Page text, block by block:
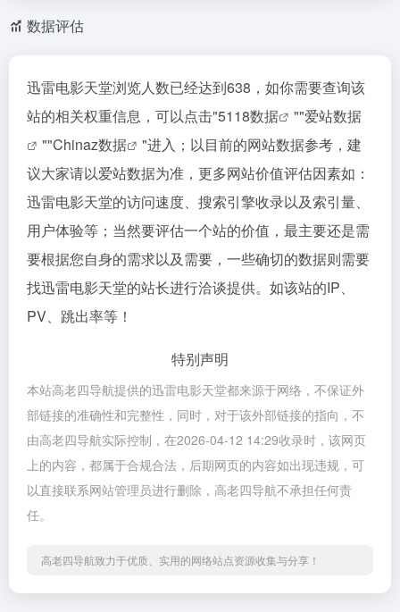
数据评估
迅雷电影天堂浏览人数已经达到638，如你需要查询该
站的相关权重信息，可以点击"5118数据 ""爱站数据
""Chinaz数据
"进入；以目前的网站数据参考，建
议大家请以爱站数据为准，更多网站价值评估因素如：
迅雷电影天堂的访问速度、搜索引擎收录以及索引量、
用户体验等；当然要评估一个站的价值，最主要还是需
要根据您自身的需求以及需要，一些确切的数据则需要
找迅雷电影天堂的站长进行洽谈提供。如该站的IP、
PV、跳出率等！
特别声明
本站高老四导航提供的迅雷电影天堂都来源于网络，不保证外
部链接的准确性和完整性，同时，对于该外部链接的指向，不
由高老四导航实际控制，在2026-04-12 14:29收录时，该网页
上的内容，都属于合规合法，后期网页的内容如出现违规，可
以直接联系网站管理员进行删除，高老四导航不承担任何责
任。
高老四导航致力于优质、实用的网络站点资源收集与分享！